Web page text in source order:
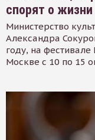
спорят о жизни
Министерство
Александра
году, на
Москве с 10 по 15